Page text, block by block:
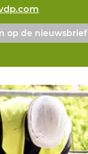
op de nieuwsbrief